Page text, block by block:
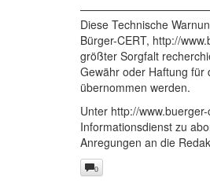
Diese Technische
Bürger-CERT, http://
größter Sorgfalt
Gewähr oder Haftung für
übernommen werden.
Unter http://
Informationsdienst zu
Anregungen an die
0